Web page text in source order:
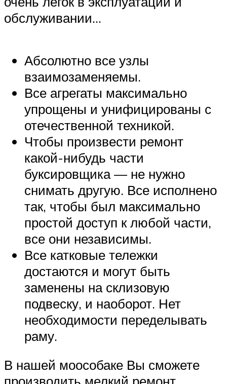
обслуживании…
Абсолютно все узлы
взаимозаменяемы.
Все агрегаты максимально
упрощены и унифицированы с
отечественной техникой.
Чтобы произвести ремонт
какой-нибудь части
буксировщика — не нужно
снимать другую. Все исполнено
так, чтобы был максимально
простой доступ к любой части,
все они независимы.
Все катковые тележки
достаются и могут быть
заменены на склизовую
подвеску, и наоборот. Нет
необходимости переделывать
раму.
В нашей моособаке Вы сможете